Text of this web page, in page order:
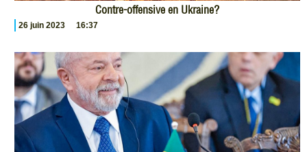
Contre-offensive en Ukraine?
26 juin 2023 16:37